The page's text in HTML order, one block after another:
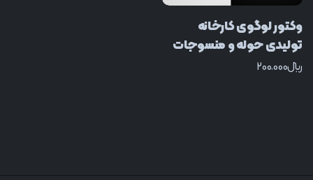
وکتور لوگوی کارخانه
تولیدی حوله و منسوجات
﷼200.000